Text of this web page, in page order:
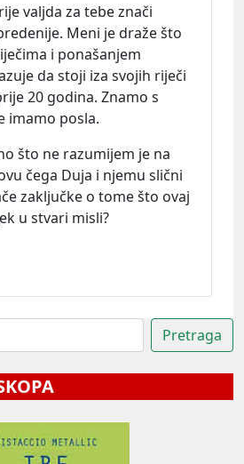
valjda za tebe znači
Meni je draže što
i ponašanjem
da stoji iza svojih riječi
20 godina. Znamo s
imamo posla.
što ne razumijem je na
čega Duja i njemu slični
zaključke o tome što ovaj
u stvari misli?